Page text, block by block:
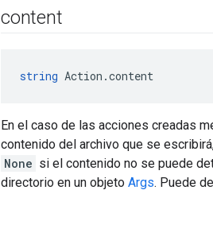
content
string Action.content
En el caso de las acciones creadas
contenido del archivo que se
None si el contenido no se puede
directorio en un objeto Args. Puede